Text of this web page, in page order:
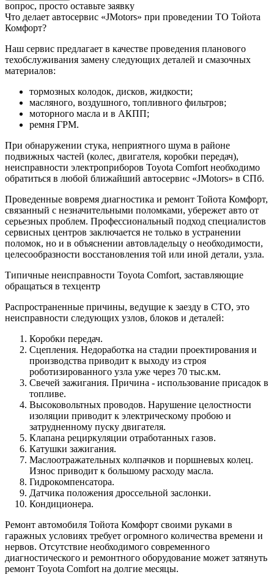
вопрос, просто оставьте заявку
Что делает автосервис «JMotors» при проведении ТО Тойота
Комфорт?
Наш сервис предлагает в качестве проведения планового
техобслуживания замену следующих деталей и смазочных
материалов:
тормозных колодок, дисков, жидкости;
масляного, воздушного, топливного фильтров;
моторного масла и в АКПП;
ремня ГРМ.
При обнаружении стука, неприятного шума в районе
подвижных частей (колес, двигателя, коробки передач),
неисправности электроприборов Toyota Comfort необходимо
обратиться в любой ближайший автосервис «JMotors» в СПб.
Проведенные вовремя диагностика и ремонт Тойота Комфорт,
связанный с незначительными поломками, убережет авто от
серьезных проблем. Профессиональный подход специалистов
сервисных центров заключается не только в устранении
поломок, но и в объяснении автовладельцу о необходимости,
целесообразности восстановления той или иной детали, узла.
Типичные неисправности Toyota Comfort, заставляющие
обращаться в техцентр
Распространенные причины, ведущие к заезду в СТО, это
неисправности следующих узлов, блоков и деталей:
Коробки передач.
Сцепления. Недоработка на стадии проектирования и
производства приводит к выходу из строя
роботизированного узла уже через 70 тыс.км.
Свечей зажигания. Причина - использование присадок в
топливе.
Высоковольтных проводов. Нарушение целостности
изоляции приводит к электрическому пробою и
затрудненному пуску двигателя.
Клапана рециркуляции отработанных газов.
Катушки зажигания.
Маслоотражательных колпачков и поршневых колец.
Износ приводит к большому расходу масла.
Гидрокомпенсатора.
Датчика положения дроссельной заслонки.
Кондиционера.
Ремонт автомобиля Тойота Комфорт своими руками в
гаражных условиях требует огромного количества времени и
нервов. Отсутствие необходимого современного
диагностического и ремонтного оборудование может затянуть
ремонт Toyota Comfort на долгие месяцы.